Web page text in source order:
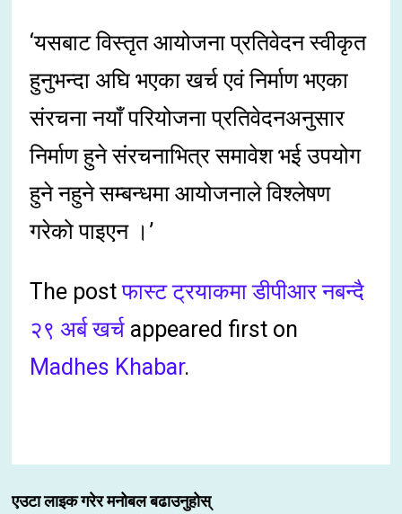
‘यसबाट विस्तृत आयोजना प्रतिवेदन स्वीकृत
हुनुभन्दा अघि भएका खर्च एवं निर्माण भएका
संरचना नयाँ परियोजना प्रतिवेदनअनुसार
निर्माण हुने संरचनाभित्र समावेश भई उपयोग
हुने नहुने सम्बन्धमा आयोजनाले विश्लेषण
गरेको पाइएन ।’
The postफास्ट ट्रयाकमा डीपीआर नबन्दै
२९ अर्ब खर्च appeared first on
Madhes Khabar.
एउटा लाइक गरेर मनोबल बढाउनुहोस्